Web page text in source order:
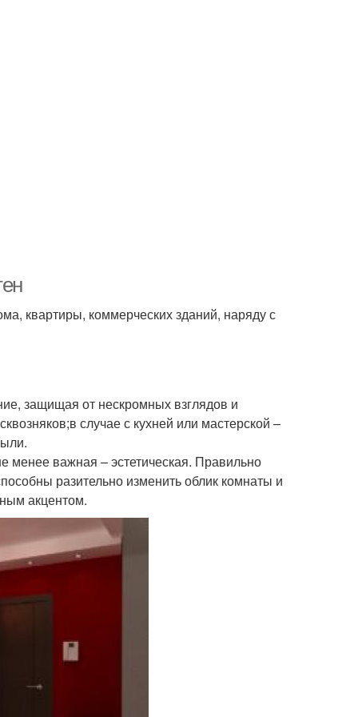
квартиры, коммерческих зданий, наряду с
защищая от нескромных взглядов и
случае с кухней или мастерской –
менее важная – эстетическая. Правильно
разительно изменить облик комнаты и
акцентом.